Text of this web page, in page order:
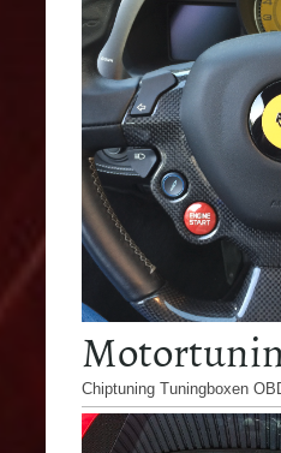
Chiptuning Tuningboxen